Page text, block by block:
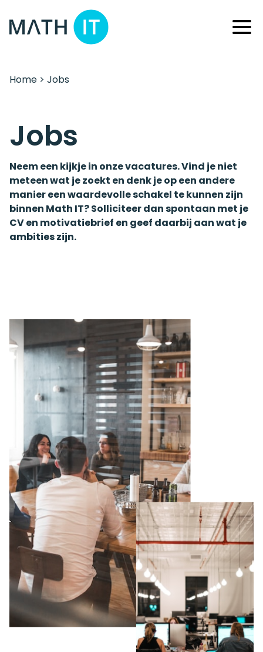
Home > Jobs
Jobs
Neem een kijkje in onze vacatures. Vind je niet
meteen wat je zoekt en denk je op een andere
manier een waardevolle schakel te kunnen zijn
binnen Math IT? Solliciteer dan spontaan met je
CV en motivatiebrief en geef daarbij aan wat je
ambities zijn.